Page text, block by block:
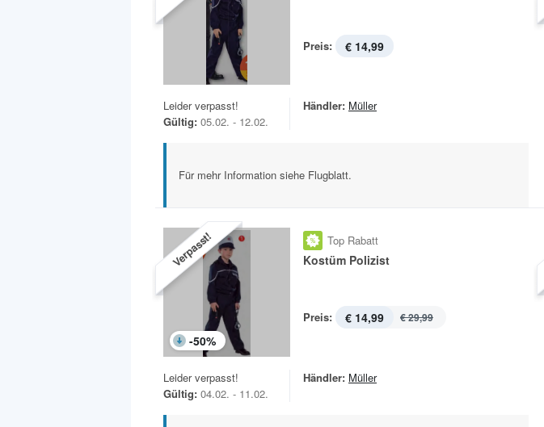
Preis: € 14,99
Leider verpasst!
Gültig: 05.02. - 12.02.
Händler: Müller
Für mehr Information siehe Flugblatt.
Verpasst!
-50%
Top Rabatt
Kostüm Polizist
Preis: € 14,99 € 29,99
Leider verpasst!
Gültig: 04.02. - 11.02.
Händler: Müller